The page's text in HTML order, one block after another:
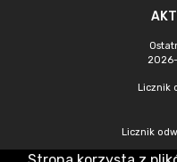
Licznik
Licznik